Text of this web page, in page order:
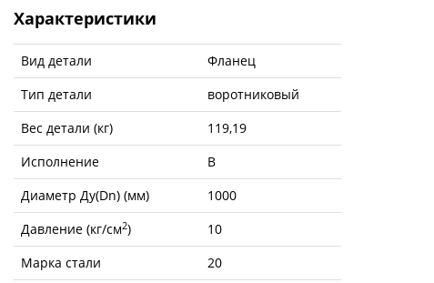
Характеристики
Вид детали
Фланец
Тип детали
воротниковый
Вес детали (кг)
119,19
Исполнение
B
Диаметр Ду(Dn) (мм)
1000
Давление (кг/см2)
10
Марка стали
20